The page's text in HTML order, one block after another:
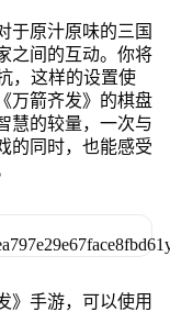
于原汁原味的三国
之间的互动。你将
，这样的设置使
万箭齐发》的棋盘
慧的较量，一次与
的同时，也能感受
》手游，可以使用